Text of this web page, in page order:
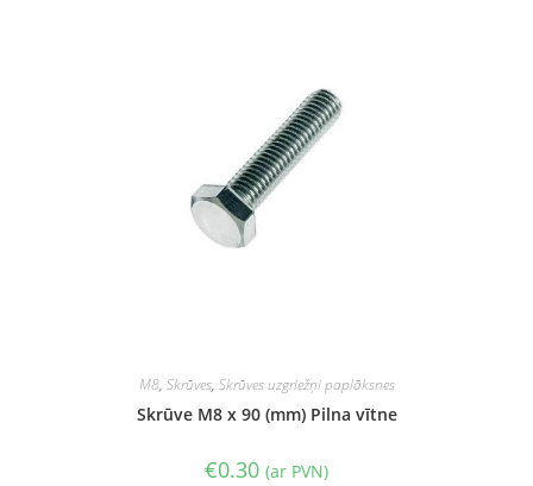
M8, Skrūves, Skrūves uzgriežņi paplāksnes
Skrūve M8 x 90 (mm) Pilna vītne
€0.30 (ar PVN)